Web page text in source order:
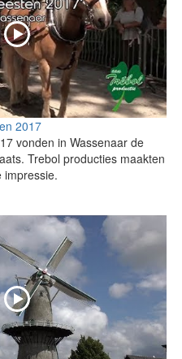
2017
vonden in Wassenaar de
Trebol producties maakten
impressie.